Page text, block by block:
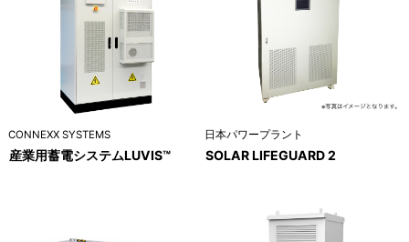
CONNEXX SYSTEMS
産業用蓄電システムLUVIS™
日本パワープラント
SOLAR LIFEGUARD 2